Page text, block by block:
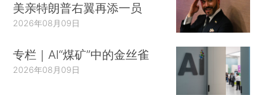
美亲特朗普右翼再添一员
2026年08月09日
专栏｜AI“煤矿”中的金丝雀
2026年08月09日